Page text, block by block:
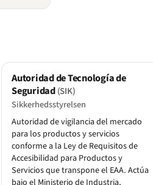
Autoridad de Tecnología de
Seguridad(SIK)
Sikkerhedsstyrelsen
Autoridad de vigilancia del mercado
para los productos y servicios
conforme a la Ley de Requisitos de
Accesibilidad para Productos y
Servicios que transpone el EAA. Actúa